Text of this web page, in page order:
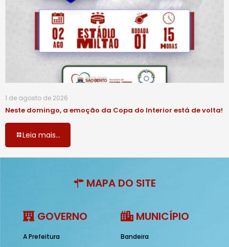
1 de agosto de 2026
Neste domingo, a emoção da Copa do Interior está de volta!
Leia mais...
MAPA DO SITE
GOVERNO
A Prefeitura
MUNICÍPIO
Bandeira